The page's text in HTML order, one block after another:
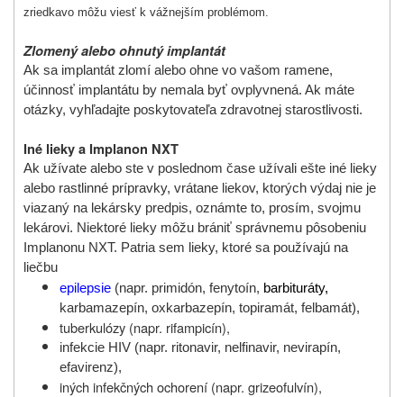
zriedkavo môžu viesť k vážnejším problémom.
Zlomený alebo ohnutý implantát
Ak sa implantát zlomí alebo ohne vo vašom ramene,
účinnosť implantátu by nemala byť ovplyvnená. Ak máte
otázky, vyhľadajte poskytovateľa zdravotnej starostlivosti.
Iné lieky a Implanon NXT
Ak užívate alebo ste v poslednom čase užívali ešte iné lieky
alebo rastlinné prípravky, vrátane liekov, ktorých výdaj nie je
viazaný na lekársky predpis, oznámte to, prosím, svojmu
lekárovi. Niektoré lieky môžu brániť správnemu pôsobeniu
Implanonu NXT. Patria sem lieky, ktoré sa používajú na
liečbu
epilepsie (napr. primidón, fenytoín, barbituráty,
karbamazepín, oxkarbazepín, topiramát, felbamát),
tuberkulózy (napr. rifampicín),
infekcie HIV (napr. ritonavir, nelfinavir, nevirapín,
efavirenz),
iných infekčných ochorení (napr. grizeofulvín),